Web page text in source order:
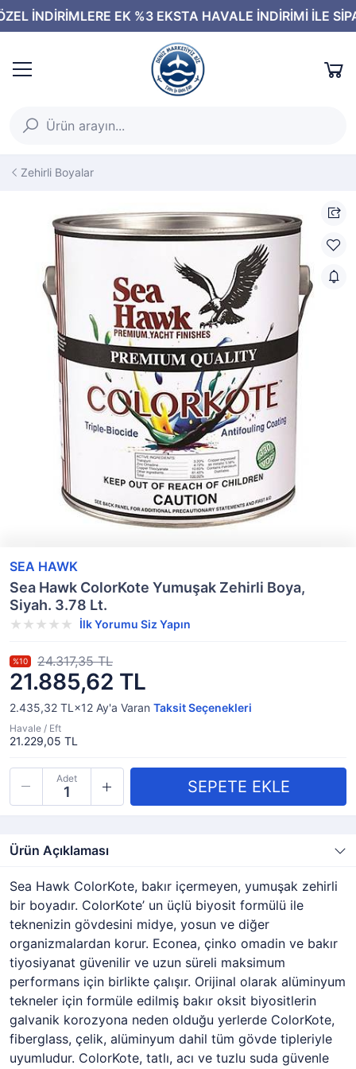
Zehirli Boyalar
SEA HAWK
Sea Hawk ColorKote Yumuşak Zehirli Boya,
Siyah. 3.78 Lt.
İlk Yorumu Siz Yapın
21.885,62 TL
%10 24.317,35 TL
2.435,32 TL×12 Ay'a Varan Taksit Seçenekleri
Havale / Eft
21.229,05 TL
Adet
Ürün Açıklaması
Sea Hawk ColorKote, bakır içermeyen, yumuşak zehirli
bir boyadır. ColorKote’ un üçlü biyosit formülü ile
teknenizin gövdesini midye, yosun ve diğer
organizmalardan korur. Econea, çinko omadin ve bakır
tiyosiyanat güvenilir ve uzun süreli maksimum
performans için birlikte çalışır. Orijinal olarak alüminyum
tekneler için formüle edilmiş bakır oksit biyositlerin
galvanik korozyona neden olduğu yerlerde ColorKote,
fiberglass, çelik, alüminyum dahil tüm gövde tipleriyle
uyumludur. ColorKote, tatlı, acı ve tuzlu suda güvenle